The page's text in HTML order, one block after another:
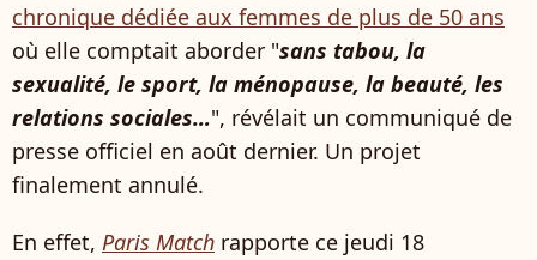
chronique dédiée aux femmes de plus de 50 ans
où elle comptait aborder "sans tabou, la
sexualité, le sport, la ménopause, la beauté, les
relations sociales…", révélait un communiqué de
presse officiel en août dernier. Un projet
finalement annulé.
En effet, Paris Match rapporte ce jeudi 18